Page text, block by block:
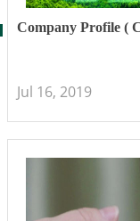
Company Profile (
Jul 16, 2019